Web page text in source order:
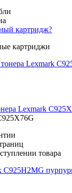
картридж?
картриджи
Lexmark
товара